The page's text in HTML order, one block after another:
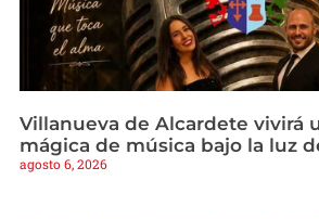
Villanueva de Alcardete vivirá
mágica de música bajo la luz
agosto 6, 2026